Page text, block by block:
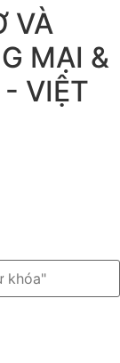
VÀ
MẠI &
VIỆT